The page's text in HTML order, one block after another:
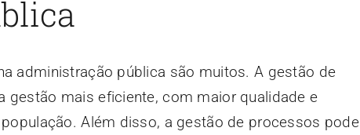
administração pública são muitos. A gestão de
mais eficiente, com maior qualidade e
Além disso, a gestão de processos pode